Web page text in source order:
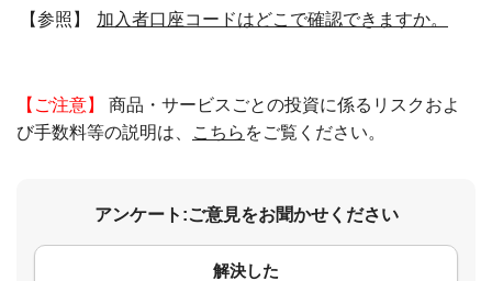
【参照】 加入者口座コードはどこで確認できますか。
【ご注意】
商品・サービスごとの投資に係るリスクおよ
び手数料等の説明は、
こちら をご覧ください。
アンケート:ご意見をお聞かせください
解決した
コメント